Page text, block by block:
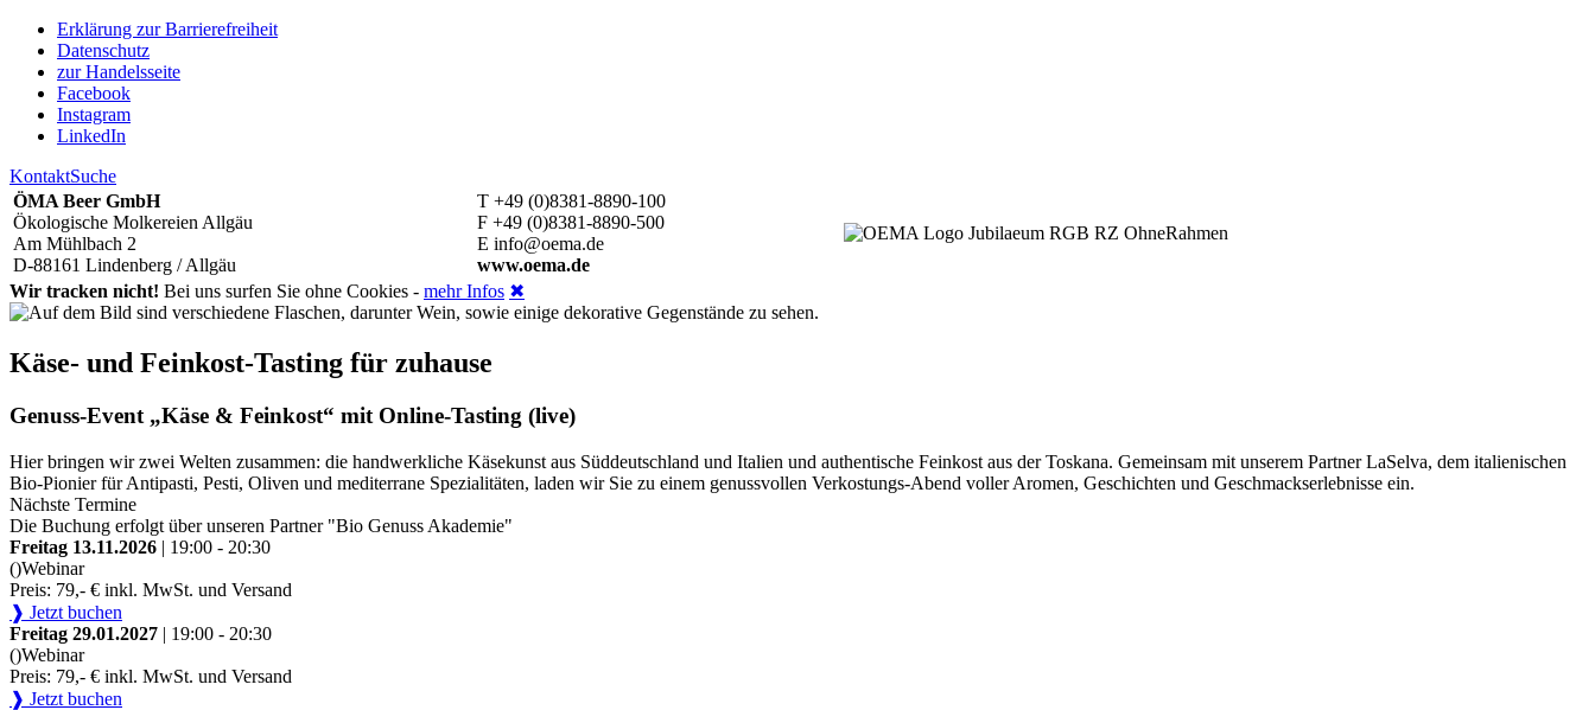
Erklärung zur Barrierefreiheit
Datenschutz
zur Handelsseite
Facebook
Instagram
LinkedIn
KontaktSuche
ÖMA Beer GmbH
Ökologische Molkereien Allgäu
Am Mühlbach 2
D-88161 Lindenberg / Allgäu
T +49 (0)8381-8890-100
F +49 (0)8381-8890-500
E info@oema.de
www.oema.de
Wir tracken nicht! Bei uns surfen Sie ohne Cookies - mehr Infos ✖
Käse- und Feinkost-Tasting für zuhause
Genuss-Event „Käse & Feinkost“ mit Online-Tasting (live)
Hier bringen wir zwei Welten zusammen: die handwerkliche Käsekunst aus Süddeutschland und Italien und authentische Feinkost aus der Toskana. Gemeinsam mit unserem Partner LaSelva, dem italienischen
Bio-Pionier für Antipasti, Pesti, Oliven und mediterrane Spezialitäten, laden wir Sie zu einem genussvollen Verkostungs-Abend voller Aromen, Geschichten und Geschmackserlebnisse ein.
Nächste Termine
Die Buchung erfolgt über unseren Partner "Bio Genuss Akademie"
Freitag 13.11.2026 | 19:00 - 20:30
()Webinar
Preis: 79,- € inkl. MwSt. und Versand
❱ Jetzt buchen
Freitag 29.01.2027 | 19:00 - 20:30
()Webinar
Preis: 79,- € inkl. MwSt. und Versand
❱ Jetzt buchen